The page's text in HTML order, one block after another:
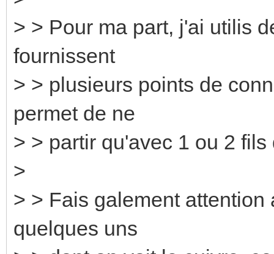
> > Pour ma part, j'ai utilis
fournissent
> > plusieurs points de
permet de ne
> > partir qu'avec 1 ou 2
>
> > Fais galement
quelques uns